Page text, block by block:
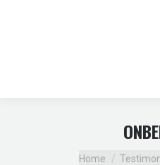
Je bent hier:
Home